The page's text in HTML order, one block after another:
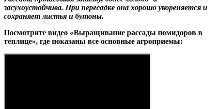
засухоустойчива. При пересадке она хорошо укореняется и
сохраняет листья и бутоны.
Посмотрите видео «Выращивание рассады помидоров в
теплице», где показаны все основные агроприемы: